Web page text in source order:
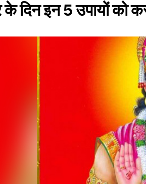
के दिन इन 5 उपायों को